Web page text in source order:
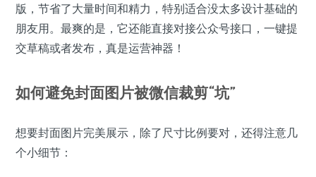
版，节省了大量时间和精力，特别适合没太多设计基础的
朋友用。最爽的是，它还能直接对接公众号接口，一键提
交草稿或者发布，真是运营神器！
如何避免封面图片被微信裁剪“坑”
想要封面图片完美展示，除了尺寸比例要对，还得注意几
个小细节：